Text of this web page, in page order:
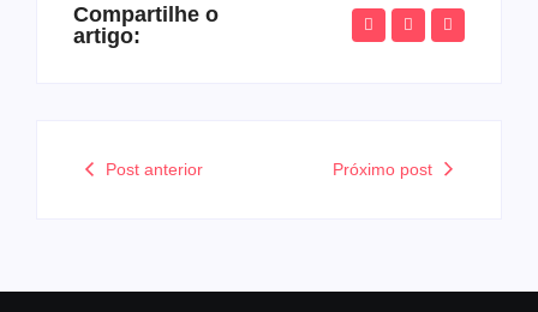
Compartilhe o
artigo:
Post anterior Próximo post